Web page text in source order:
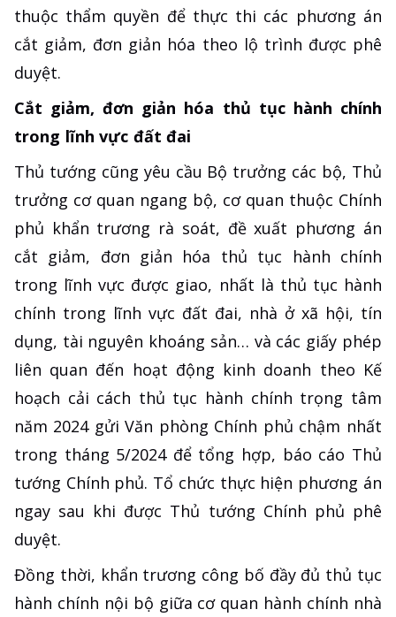
thuộc thẩm quyền để thực thi các phương án
cắt giảm, đơn giản hóa theo lộ trình được phê
duyệt.
Cắt giảm, đơn giản hóa thủ tục hành chính
trong lĩnh vực đất đai
Thủ tướng cũng yêu cầu Bộ trưởng các bộ, Thủ
trưởng cơ quan ngang bộ, cơ quan thuộc Chính
phủ khẩn trương rà soát, đề xuất phương án
cắt giảm, đơn giản hóa thủ tục hành chính
trong lĩnh vực được giao, nhất là thủ tục hành
chính trong lĩnh vực đất đai, nhà ở xã hội, tín
dụng, tài nguyên khoáng sản… và các giấy phép
liên quan đến hoạt động kinh doanh theo Kế
hoạch cải cách thủ tục hành chính trọng tâm
năm 2024 gửi Văn phòng Chính phủ chậm nhất
trong tháng 5/2024 để tổng hợp, báo cáo Thủ
tướng Chính phủ. Tổ chức thực hiện phương án
ngay sau khi được Thủ tướng Chính phủ phê
duyệt.
Đồng thời, khẩn trương công bố đầy đủ thủ tục
hành chính nội bộ giữa cơ quan hành chính nhà